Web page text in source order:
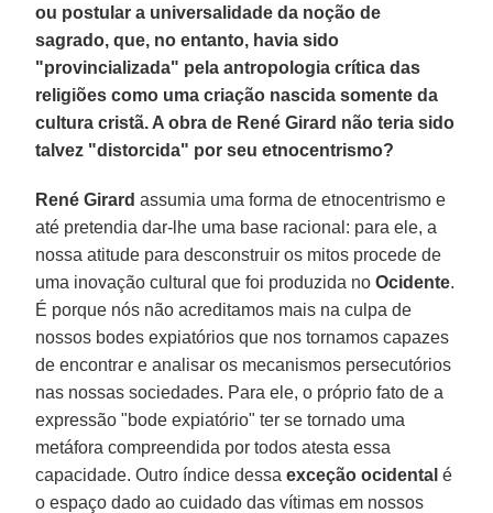
ou postular a universalidade da noção de
sagrado, que, no entanto, havia sido
"provincializada" pela antropologia crítica das
religiões como uma criação nascida somente da
cultura cristã. A obra de René Girard não teria sido
talvez "distorcida" por seu etnocentrismo?
René Girard assumia uma forma de etnocentrismo e
até pretendia dar-lhe uma base racional: para ele, a
nossa atitude para desconstruir os mitos procede de
uma inovação cultural que foi produzida noOcidente.
É porque nós não acreditamos mais na culpa de
nossos bodes expiatórios que nos tornamos capazes
de encontrar e analisar os mecanismos persecutórios
nas nossas sociedades. Para ele, o próprio fato de a
expressão "bode expiatório" ter se tornado uma
metáfora compreendida por todos atesta essa
capacidade. Outro índice dessaexceção ocidental é
o espaço dado ao cuidado das vítimas em nossos